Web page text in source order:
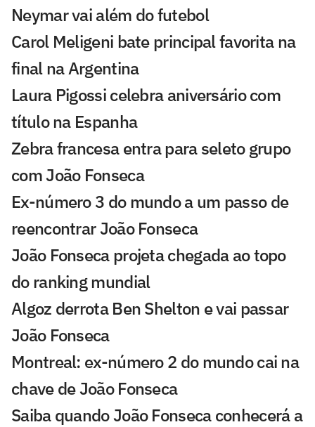
Neymar vai além do futebol
Carol Meligeni bate principal favorita na
final na Argentina
Laura Pigossi celebra aniversário com
título na Espanha
Zebra francesa entra para seleto grupo
com João Fonseca
Ex-número 3 do mundo a um passo de
reencontrar João Fonseca
João Fonseca projeta chegada ao topo
do ranking mundial
Algoz derrota Ben Shelton e vai passar
João Fonseca
Montreal: ex-número 2 do mundo cai na
chave de João Fonseca
Saiba quando João Fonseca conhecerá a